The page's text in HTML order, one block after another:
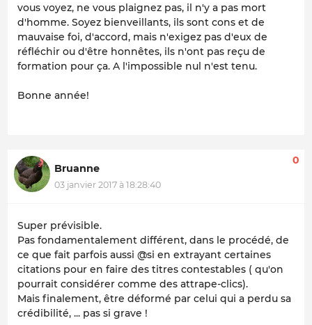
vous voyez, ne vous plaignez pas, il n'y a pas mort
d'homme. Soyez bienveillants, ils sont cons et de
mauvaise foi, d'accord, mais n'exigez pas d'eux de
réfléchir ou d'être honnêtes, ils n'ont pas reçu de
formation pour ça. A l'impossible nul n'est tenu.
Bonne année!
Bruanne
03 janvier 2017 à 18:28:40
0
Super prévisible.
Pas fondamentalement différent, dans le procédé, de
ce que fait parfois aussi @si en extrayant certaines
citations pour en faire des titres contestables ( qu'on
pourrait considérer comme des attrape-clics).
Mais finalement, être déformé par celui qui a perdu sa
crédibilité, ... pas si grave !